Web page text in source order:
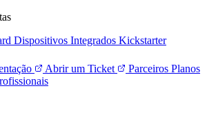
Dispositivos Integrados Kickstarter
Abrir um Ticket Parceiros Planos